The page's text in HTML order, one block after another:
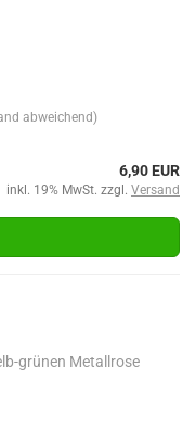
abweichend)
6,90 EUR
inkl. 19% MwSt. zzgl. Versand